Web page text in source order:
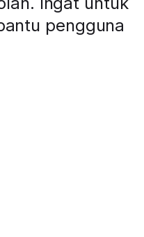
pengguna